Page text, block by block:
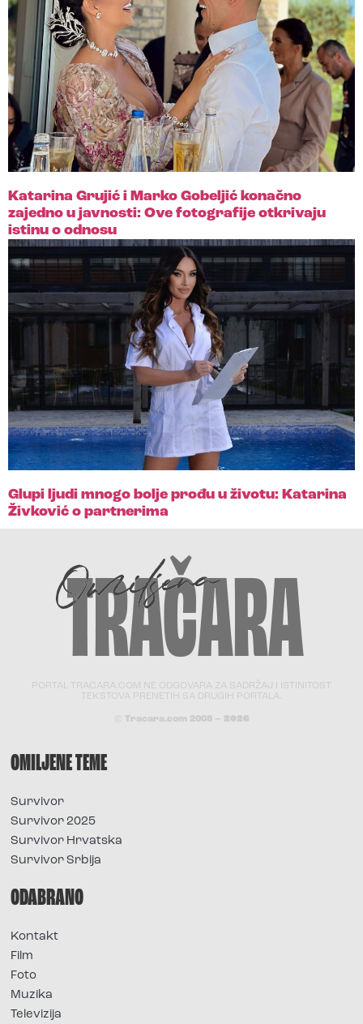
Katarina Grujić i Marko Gobeljić konačno
zajedno u javnosti: Ove fotografije otkrivaju
istinu o odnosu
Glupi ljudi mnogo bolje prođu u životu: Katarina
Živković o partnerima
PORTAL TRACARA.COM NE ODGOVARA ZA SADRŽAJ I ISTINITOST
TEKSTOVA PRENETIH SA DRUGIH PORTALA.
© Tracara.com 2008 – 2026
OMILJENE TEME
Survivor
Survivor 2025
Survivor Hrvatska
Survivor Srbija
ODABRANO
Kontakt
Film
Foto
Muzika
Televizija